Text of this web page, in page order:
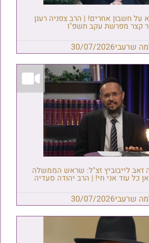
חשבון אחרים! | הרב צפניה רענן
קצר מפרשת עקב תשפ"ו
שרעבי30/07/2026
זאב לייבוביץ זצ"ל: שראש הממשלה
כל עוד אני חי! | הרב יהודה סעדיה
שרעבי30/07/2026